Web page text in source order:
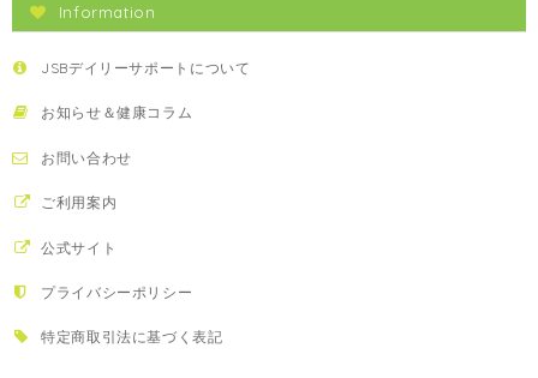
Information
JSBデイリーサポートについて
お知らせ＆健康コラム
お問い合わせ
ご利用案内
公式サイト
プライバシーポリシー
特定商取引法に基づく表記